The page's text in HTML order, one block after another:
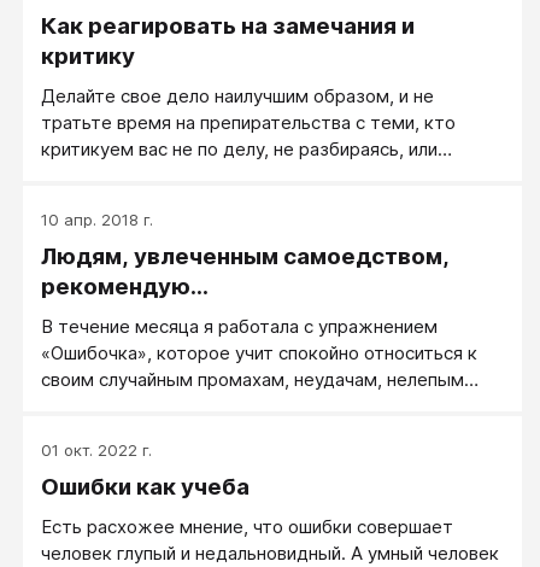
Как реагировать на замечания и
критику
Делайте свое дело наилучшим образом, и не
тратьте время на препирательства с теми, кто
критикуем вас не по делу, не разбираясь, или
10 апр. 2018 г.
Людям, увлеченным самоедством,
рекомендую…
В течение месяца я работала с упражнением
«Ошибочка», которое учит спокойно относиться к
своим случайным промахам, неудачам, нелепым
01 окт. 2022 г.
Ошибки как учеба
Есть расхожее мнение, что ошибки совершает
человек глупый и недальновидный. А умный человек